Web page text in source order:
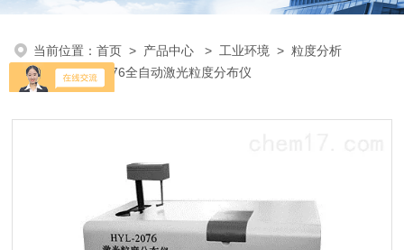
当前位置：首页 > 产品中心 > 工业环境 >粒度分析
仪
> HYL-2076全自动激光粒度分布仪